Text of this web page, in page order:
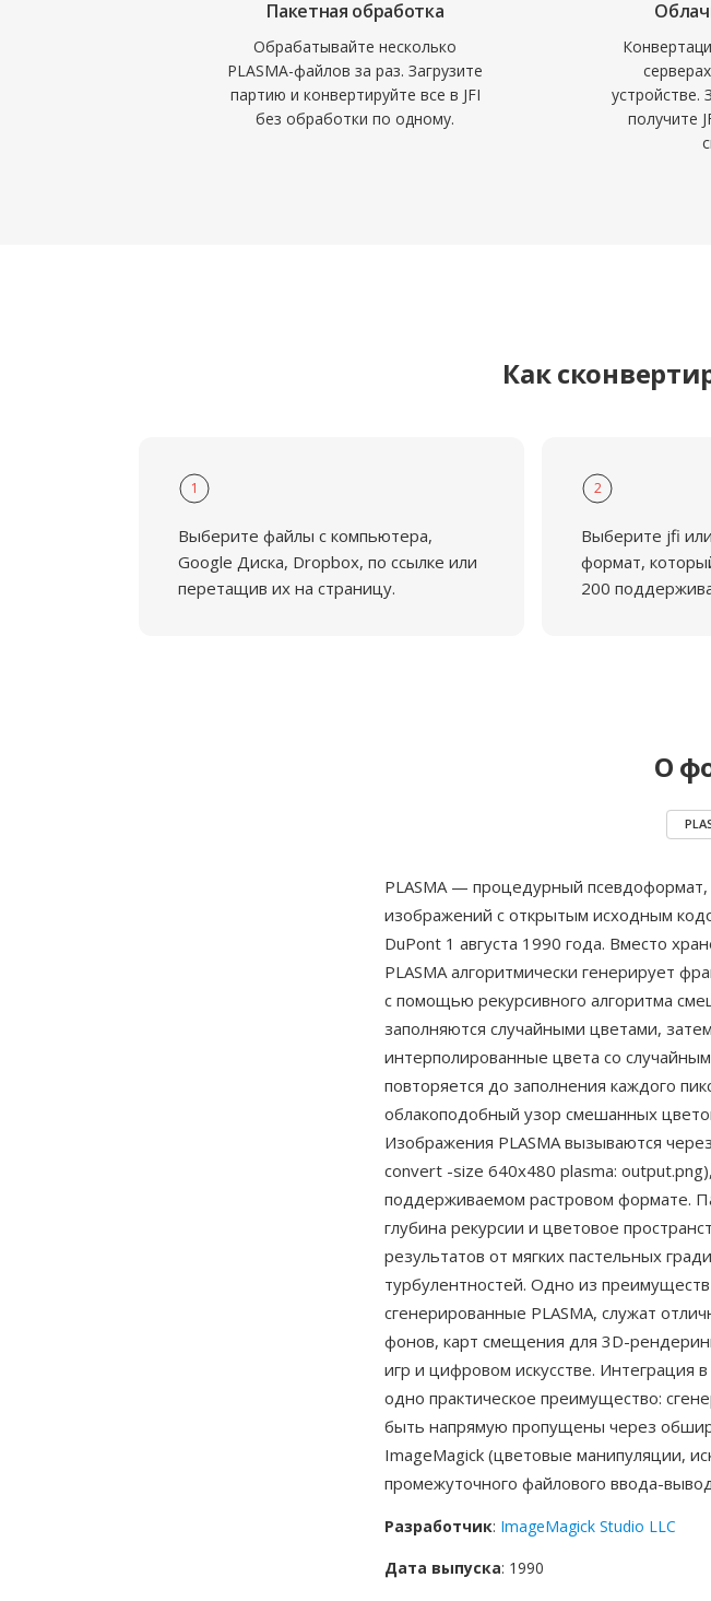
Пакетная обработка
Обрабатывайте несколько
PLASMA-файлов за раз. Загрузите
партию и конвертируйте все в JFI
без обработки по одному.
устройстве.
получите
Как
1
Выберите файлы с компьютера,
Google Диска, Dropbox, по ссылке или
перетащив их на страницу.
2
Выберите jfi
формат,
200
О
PLASMA — процедурный
изображений с открытым исходным
DuPont 1 августа 1990 года. Вместо
PLASMA алгоритмически генерирует
с помощью рекурсивного алгоритма
заполняются случайными цветами,
интерполированные цвета со
повторяется до заполнения каждого
облакоподобный узор смешанных
Изображения PLASMA вызываются
convert -size 640x480 plasma:
поддерживаемом растровом формате.
глубина рекурсии и цветовое
результатов от мягких пастельных
турбулентностей. Одно из
сгенерированные PLASMA, служат
фонов, карт смещения для 3D-
игр и цифровом искусстве.
одно практическое преимущество:
быть напрямую пропущены через
ImageMagick (цветовые манипуляции,
промежуточного файлового ввода-
Разработчик: ImageMagick Studio LLC
Дата выпуска: 1990